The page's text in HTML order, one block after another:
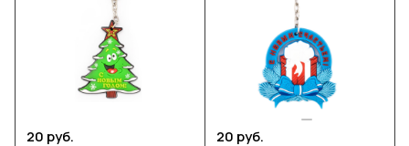
20 руб.
20 руб.